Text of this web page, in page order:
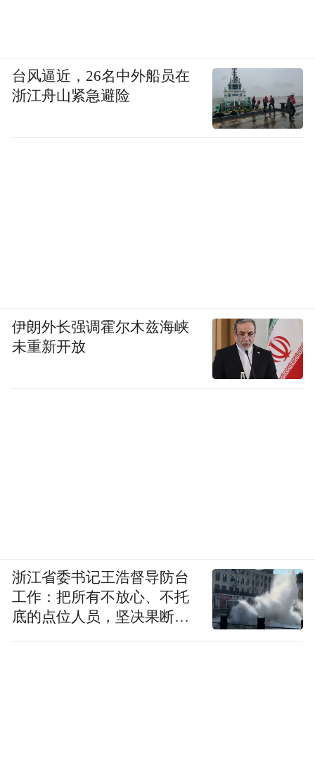
台风逼近，26名中外船员在
浙江舟山紧急避险
伊朗外长强调霍尔木兹海峡
未重新开放
浙江省委书记王浩督导防台
工作：把所有不放心、不托
底的点位人员，坚决果断转